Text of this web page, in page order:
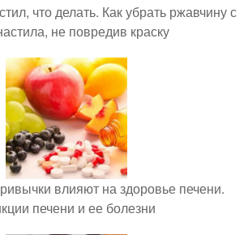
что делать. Как убрать ржавчину с
не повредив краску
влияют на здоровье печени.
печени и ее болезни